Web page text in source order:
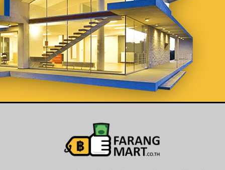
List Your
Properties